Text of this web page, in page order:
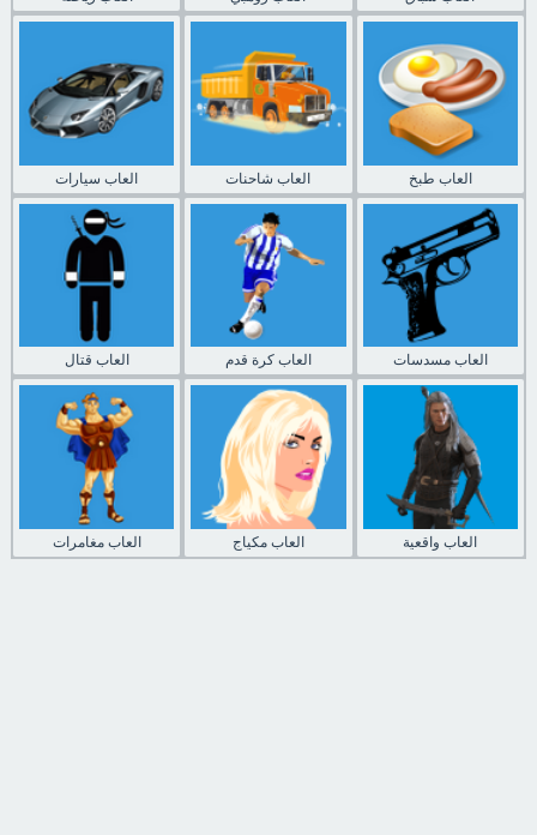
العاب سيارات العاب شاحنات العاب طبخ
العاب قتال العاب كرة قدم العاب مسدسات
العاب مغامرات العاب مكياج العاب واقعية